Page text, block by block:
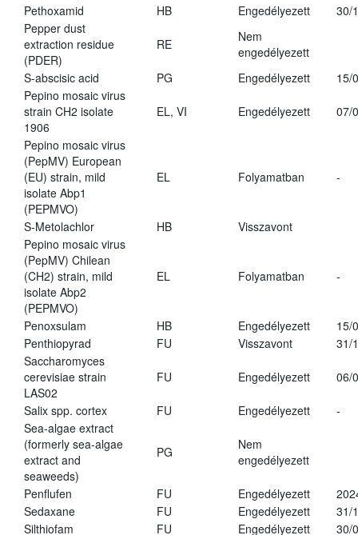
Pethoxamid
HB Engedélyezett
30/
Pepper dust
extraction residue
(PDER)
RE
Nem
engedélyezett
S-abscisic acid
PG Engedélyezett
15/
Pepino mosaic virus
strain CH2 isolate
1906
EL, VI Engedélyezett 07/
Pepino mosaic virus
(PepMV) European
(EU) strain, mild
isolate Abp1
(PEPMVO)
EL Folyamatban -
S-Metolachlor HB
Visszavont
Pepino mosaic virus
(PepMV) Chilean
(CH2) strain, mild
isolate Abp2
(PEPMVO)
EL Folyamatban -
Penoxsulam HB Engedélyezett
15/
Penthiopyrad
FU Visszavont
31/
Saccharomyces
cerevisiae strain
LAS02
FU Engedélyezett 06/
Salix spp. cortex FU Engedélyezett
-
Sea-algae extract
(formerly sea-algae
extract and
seaweeds)
PG
Nem
engedélyezett
Penflufen FU Engedélyezett
Sedaxane
FU Engedélyezett
31/
Silthiofam
FU Engedélyezett 30/